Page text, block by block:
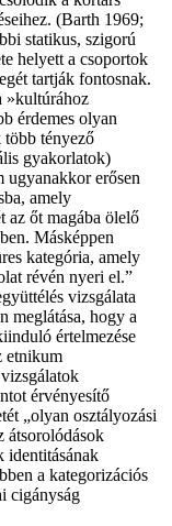
(Barth 1969;
statikus, szigorú
helyett a csoportok
tartják fontosnak.
»kultúrához
érdemes olyan
több tényező
gyakorlatok)
ugyanakkor erősen
amely
az őt magába ölelő
Másképpen
kategória, amely
révén nyeri el.”
vizsgálata
meglátása, hogy a
értelmezése
etnikum
érvényesítő
„olyan osztályozási
átsorolódások
identitásának
a kategorizációs
cigányság